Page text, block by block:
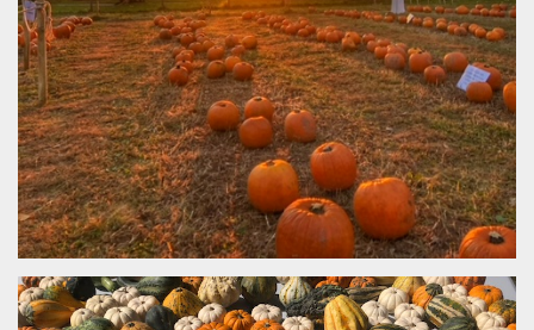
wordpress_test_cookie
Automattic
Inc.
.oooh.events
Sessione
Cookie di
Wordpress,
verifica che il
browser accetti i
cookie.
PHPSESSID
PHP.net
oooh.events
Sessione
Cookie
generato da
applicazioni
basate sul
linguaggio PHP.
Si tratta di un
identificatore
generico
utilizzato per
mantenere le
variabili di
sessione utente.
Normalmente è